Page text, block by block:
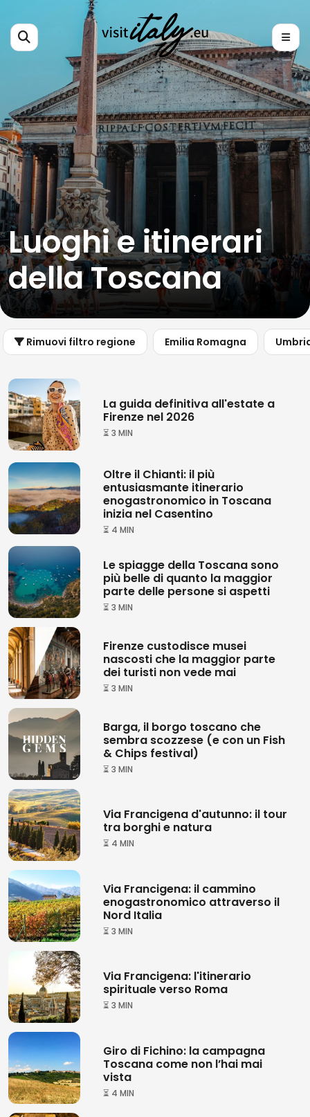
Luoghi e itinerari
della Toscana
Rimuovi filtro regione Emilia Romagna
La guida definitiva all'estate a
Firenze nel 2026
⏳ 3 MIN
Oltre il Chianti: il più
entusiasmante itinerario
enogastronomico in Toscana
inizia nel Casentino
⏳ 4 MIN
Le spiagge della Toscana sono
più belle di quanto la maggior
parte delle persone si aspetti
⏳ 3 MIN
Firenze custodisce musei
nascosti che la maggior parte
dei turisti non vede mai
⏳ 3 MIN
Barga, il borgo toscano che
sembra scozzese (e con un Fish
& Chips festival)
⏳ 3 MIN
Via Francigena d'autunno: il tour
tra borghi e natura
⏳ 4 MIN
Via Francigena: il cammino
enogastronomico attraverso il
Nord Italia
⏳ 3 MIN
Via Francigena: l'itinerario
spirituale verso Roma
⏳ 3 MIN
Giro di Fichino: la campagna
Toscana come non l’hai mai
vista
⏳ 4 MIN